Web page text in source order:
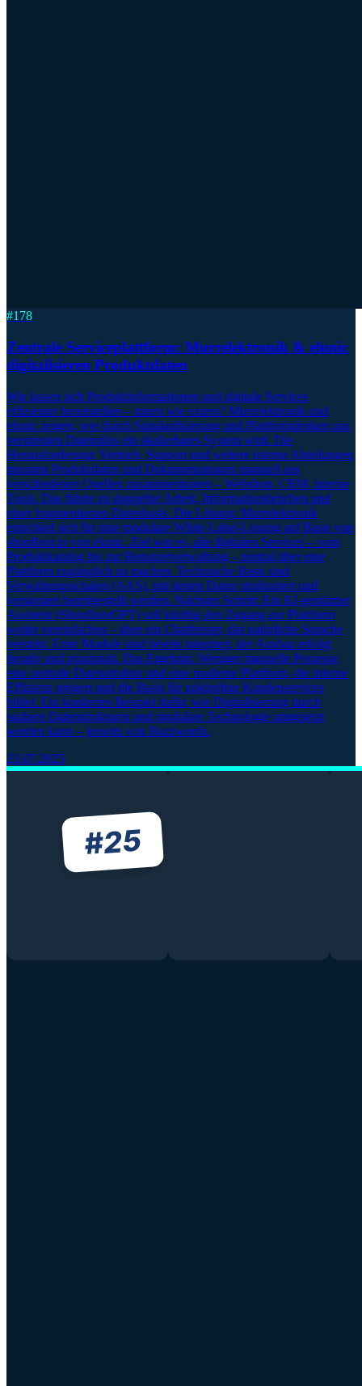
#178
Zentrale Serviceplattform: Murrelektronik & elunic
digitalisieren Produktdaten
Wie lassen sich Produktinformationen und digitale Services
effizienter bereitstellen – intern wie extern? Murrelektronik und
elunic zeigen, wie durch Standardisierung und Plattformdenken aus
verstreuten Datensilos ein skalierbares System wird. Die
Herausforderung: Vertrieb, Support und weitere interne Abteilungen
mussten Produktdaten und Dokumentationen manuell aus
verschiedenen Quellen zusammentragen – Webshop, CRM, interne
Tools. Das führte zu doppelter Arbeit, Informationsbrüchen und
einer fragmentierten Datenbasis. Die Lösung: Murrelektronik
entschied sich für eine modulare White-Label-Lösung auf Basis von
shopfloor.io von elunic. Ziel war es, alle digitalen Services – vom
Produktkatalog bis zur Benutzerverwaltung – zentral über eine
Plattform zugänglich zu machen. Technische Basis sind
Verwaltungsschalen (AAS), mit denen Daten strukturiert und
versioniert bereitgestellt werden. Nächster Schritt: Ein KI-gestützter
Assistent (ShopfloorGPT) soll künftig den Zugang zur Plattform
weiter vereinfachen – über ein Chatfenster, das natürliche Sprache
versteht. Erste Module sind bereits integriert, der Ausbau erfolgt
iterativ und praxisnah. Das Ergebnis: Weniger manuelle Prozesse,
eine zentrale Datenstruktur und eine moderne Plattform, die interne
Effizienz steigert und die Basis für zukünftige Kundenservices
bildet. Ein konkretes Beispiel dafür, wie Digitalisierung durch
saubere Datenstrukturen und modulare Technologie umgesetzt
werden kann – jenseits von Buzzwords.
23.07.2025
#25